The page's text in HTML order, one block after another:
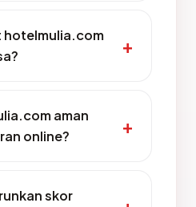
hotelmulia.com
aman
online?
skor